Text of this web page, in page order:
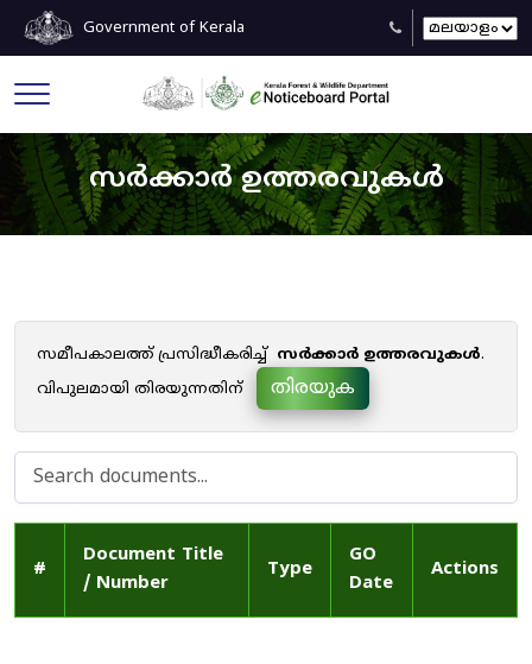
Government of Kerala
സർക്കാർ ഉത്തരവുകൾ
സമീപകാലത്ത് പ്രസിദ്ധീകരിച്ച് സർക്കാർ ഉത്തരവുകൾ.
വിപുലമായി തിരയുന്നതിന്
തിരയുക
#
Document Title
/ Number
Type
GO
Date
Actions